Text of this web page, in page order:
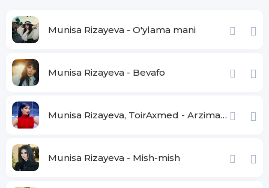
Munisa Rizayeva - O'ylama mani
Munisa Rizayeva - Bevafo
Munisa Rizayeva, ToirAxmed - Arzimaysan
Munisa Rizayeva - Mish-mish